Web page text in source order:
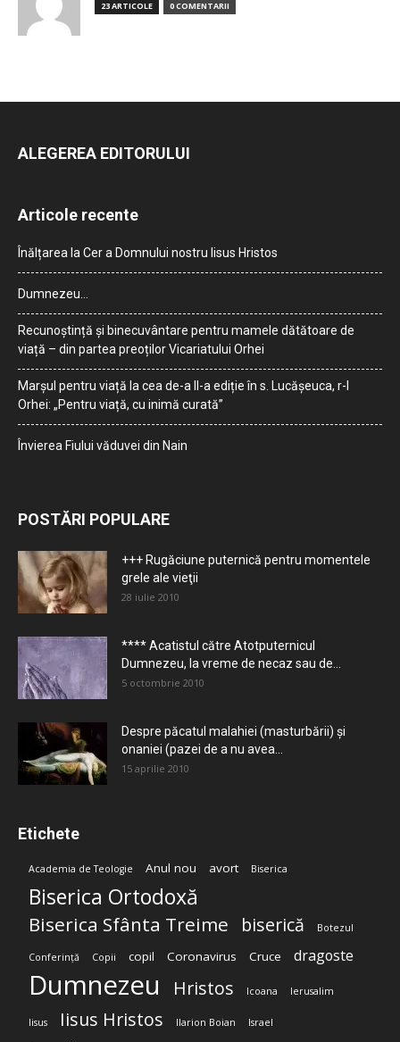
23 ARTICOLE 0 COMENTARII
ALEGEREA EDITORULUI
Articole recente
Înălțarea la Cer a Domnului nostru Iisus Hristos
Dumnezeu…
Recunoștință și binecuvântare pentru mamele dătătoare de
viață – din partea preoților Vicariatului Orhei
Marșul pentru viață la cea de-a II-a ediție în s. Lucășeuca, r-l
Orhei: „Pentru viață, cu inimă curată”
Învierea Fiului văduvei din Nain
POSTĂRI POPULARE
+++ Rugăciune puternică pentru momentele
grele ale vieţii
28 iulie 2010
**** Acatistul către Atotputernicul
Dumnezeu, la vreme de necaz sau de...
5 octombrie 2010
Despre păcatul malahiei (masturbării) şi
onaniei (pazei de a nu avea...
15 aprilie 2010
Etichete
Academia de Teologie Anul nou avort Biserica
Biserica Ortodoxă
Biserica Sfânta Treime biserică Botezul
Conferință Copii copil Coronavirus Cruce dragoste
Dumnezeu Hristos Icoana Ierusalim
Iisus Iisus Hristos Ilarion Boian Israel